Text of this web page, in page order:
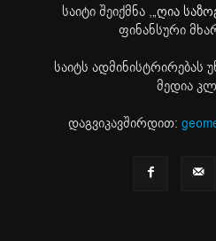
საიტი შეიქმნა ,„ღია
ფინანსური
საიტს ადმინისტრირებას
მედია
დაგვიკავშირდით: